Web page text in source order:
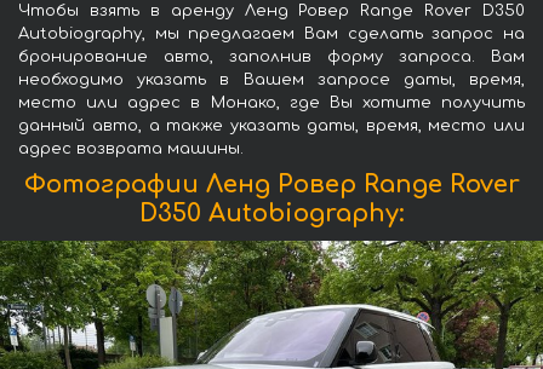
Чтобы взять в аренду Ленд Ровер Range Rover D350
Autobiography, мы предлагаем Вам сделать запрос на
бронирование авто, заполнив форму запроса. Вам
необходимо указать в Вашем запросе даты, время,
место или адрес в Монако, где Вы хотите получить
данный авто, а также указать даты, время, место или
адрес возврата машины.
Фотографии Ленд Ровер Range Rover
D350 Autobiography: